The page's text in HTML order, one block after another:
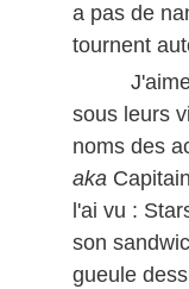
a pas de
tournent
sous leurs
noms des
aka
l'ai vu :
son
gueule